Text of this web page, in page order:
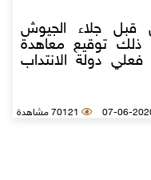
جلاء الجيوش
ذلك توقيع معاهدة
دولة الانتداب
70121 مشاهدة